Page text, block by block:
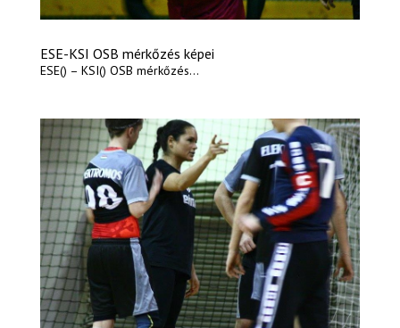
ESE-KSI OSB mérkőzés képei
ESE() – KSI() OSB mérkőzés...